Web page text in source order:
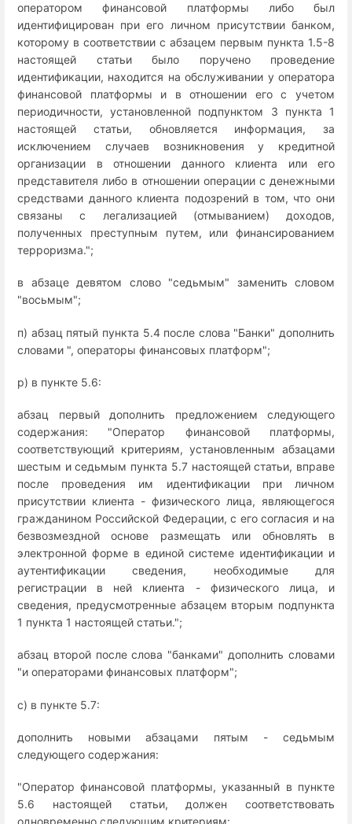
оператором финансовой платформы либо был
идентифицирован при его личном присутствии банком,
которому в соответствии с абзацем первым пункта 1.5-8
настоящей статьи было поручено проведение
идентификации, находится на обслуживании у оператора
финансовой платформы и в отношении его с учетом
периодичности, установленной подпунктом 3 пункта 1
настоящей статьи, обновляется информация, за
исключением случаев возникновения у кредитной
организации в отношении данного клиента или его
представителя либо в отношении операции с денежными
средствами данного клиента подозрений в том, что они
связаны с легализацией (отмыванием) доходов,
полученных преступным путем, или финансированием
терроризма.";
в абзаце девятом слово "седьмым" заменить словом
"восьмым";
п) абзац пятый пункта 5.4 после слова "Банки" дополнить
словами ", операторы финансовых платформ";
р) в пункте 5.6:
абзац первый дополнить предложением следующего
содержания: "Оператор финансовой платформы,
соответствующий критериям, установленным абзацами
шестым и седьмым пункта 5.7 настоящей статьи, вправе
после проведения им идентификации при личном
присутствии клиента - физического лица, являющегося
гражданином Российской Федерации, с его согласия и на
безвозмездной основе размещать или обновлять в
электронной форме в единой системе идентификации и
аутентификации сведения, необходимые для
регистрации в ней клиента - физического лица, и
сведения, предусмотренные абзацем вторым подпункта
1 пункта 1 настоящей статьи.";
абзац второй после слова "банками" дополнить словами
"и операторами финансовых платформ";
с) в пункте 5.7:
дополнить новыми абзацами пятым - седьмым
следующего содержания:
"Оператор финансовой платформы, указанный в пункте
5.6 настоящей статьи, должен соответствовать
одновременно следующим критериям: